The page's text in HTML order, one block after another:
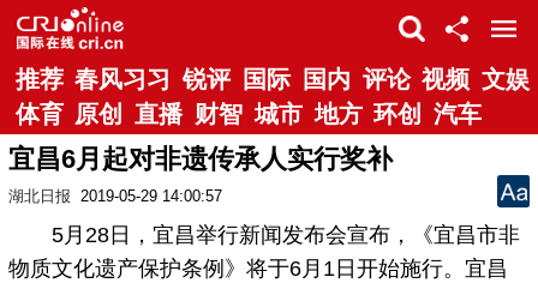
推荐 春风习习 锐评 国际 国内 评论 视频 文娱
体育 原创 直播 财智 城市 地方 环创 汽车
宜昌6月起对非遗传承人实行奖补
湖北日报 2019-05-29 14:00:57
5月28日，宜昌举行新闻发布会宣布，《宜昌市非
物质文化遗产保护条例》将于6月1日开始施行。宜昌